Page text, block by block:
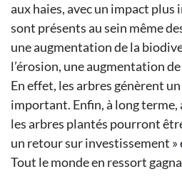
aux haies, avec un impact
sont présents au sein même
une augmentation de la
l’érosion, une augmentation
En effet, les arbres génèrent
important. Enfin, à long terme,
les arbres plantés pourront
un retour sur investissement
Tout le monde en ressort